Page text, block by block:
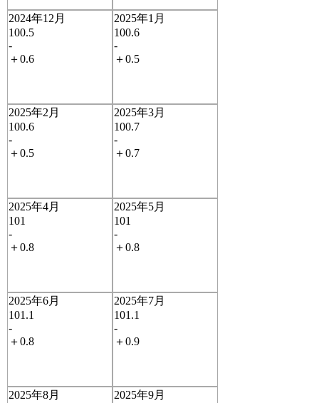
2024年12月
100.5
-
＋0.6
2025年1月
100.6
-
＋0.5
2025年2月
100.6
-
＋0.5
2025年3月
100.7
-
＋0.7
2025年4月
101
-
＋0.8
2025年5月
101
-
＋0.8
2025年6月
101.1
-
＋0.8
2025年7月
101.1
-
＋0.9
2025年8月 2025年9月